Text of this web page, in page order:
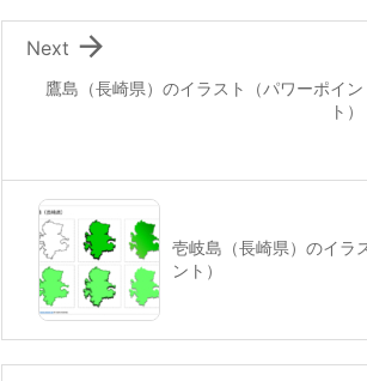
鷹島（長崎県）のイラスト（パワーポイン
ト）

Next
壱岐島（長崎県）のイラ
ント）